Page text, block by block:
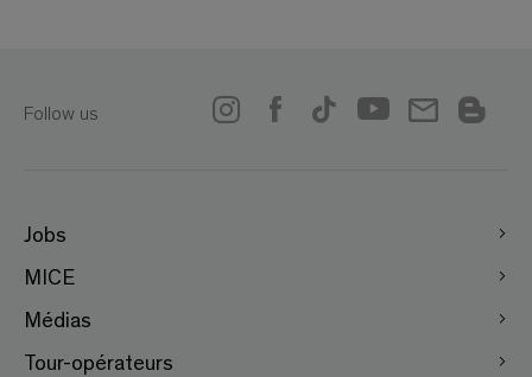
Follow us
Jobs
MICE
Médias
Tour-opérateurs